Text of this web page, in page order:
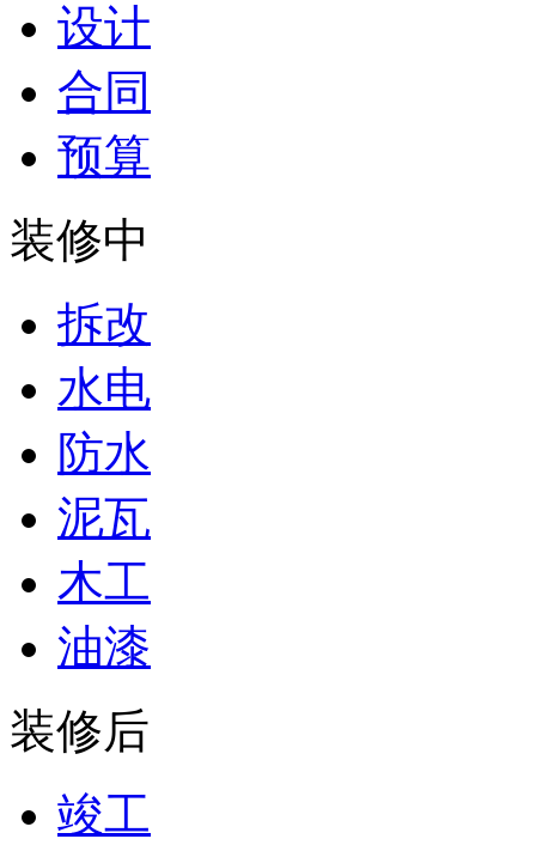
设计
合同
预算
装修中
拆改
水电
防水
泥瓦
木工
油漆
装修后
竣工